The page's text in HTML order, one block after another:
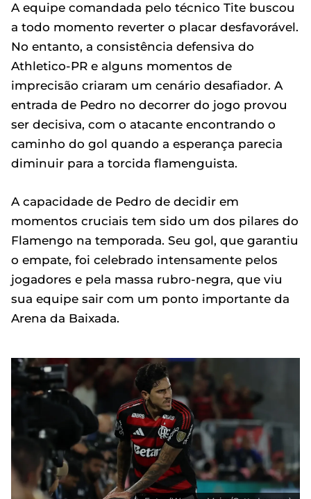
A equipe comandada pelo técnico Tite buscou
a todo momento reverter o placar desfavorável.
No entanto, a consistência defensiva do
Athletico-PR e alguns momentos de
imprecisão criaram um cenário desafiador. A
entrada de Pedro no decorrer do jogo provou
ser decisiva, com o atacante encontrando o
caminho do gol quando a esperança parecia
diminuir para a torcida flamenguista.
A capacidade de Pedro de decidir em
momentos cruciais tem sido um dos pilares do
Flamengo na temporada. Seu gol, que garantiu
o empate, foi celebrado intensamente pelos
jogadores e pela massa rubro-negra, que viu
sua equipe sair com um ponto importante da
Arena da Baixada.